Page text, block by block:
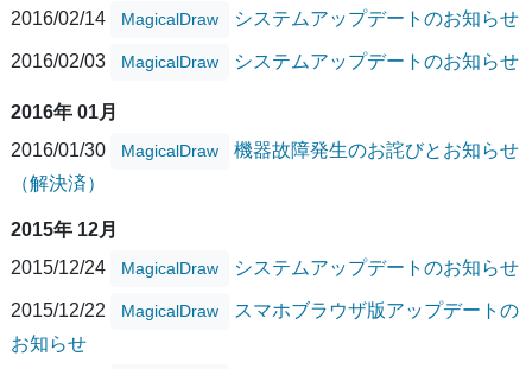
2016/02/14
MagicalDraw システムアップデートのお知らせ
2016/02/03 MagicalDraw システムアップデートのお知らせ
2016年 01月
2016/01/30
MagicalDraw
機器故障発生のお詫びとお知らせ
（解決済）
2015年 12月
2015/12/24
MagicalDraw システムアップデートのお知らせ
2015/12/22 MagicalDraw
スマホブラウザ版アップデートの
お知らせ